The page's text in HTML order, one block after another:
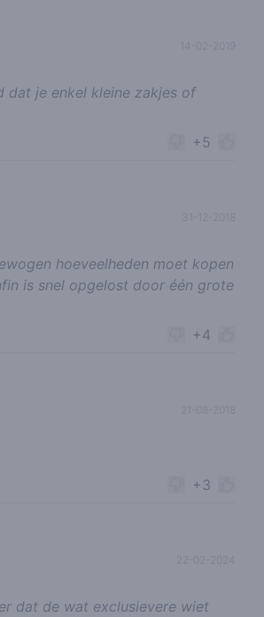
dat je enkel kleine zakjes of
+5
31-12-2018
hoeveelheden moet kopen
is snel opgelost door één grote
+4
+3
dat de wat exclusievere wiet